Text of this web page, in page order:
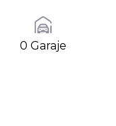
0 Garaje